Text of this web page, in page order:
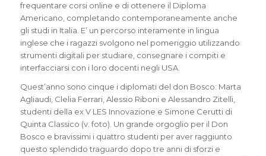
frequentare corsi online e di ottenere il Diploma
Americano, completando contemporaneamente anche
gli studi in Italia. E’ un percorso interamente in lingua
inglese che i ragazzi svolgono nel pomeriggio utilizzando
strumenti digitali per studiare, consegnare i compiti e
interfacciarsi con i loro docenti negli USA.
Quest’anno sono cinque i diplomati del don Bosco: Marta
Agliaudi, Clelia Ferrari, Alessio Riboni e Alessandro Zitelli,
studenti della ex V LES Innovazione e Simone Cerutti di
Quinta Classico (v. foto). Un grande orgoglio per il Don
Bosco e bravissimi i quattro studenti per aver raggiunto
questo splendido traguardo dopo tre anni di sforzi e